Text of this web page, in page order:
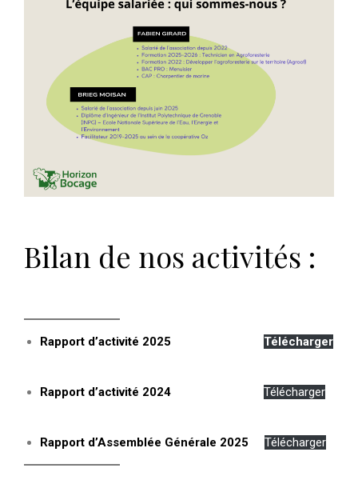
Bilan de nos activités :
Rapport d’activité 2025 Télécharger
Rapport d’activité 2024 Télécharger
Rapport d’Assemblée Générale 2025 Télécharger